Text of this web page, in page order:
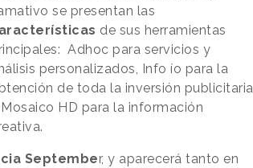
se presentan las
de sus herramientas
Adhoc para servicios y
personalizados, Info ío para la
de toda la inversión publicitaria,
HD para la información
September, y aparecerá tanto en